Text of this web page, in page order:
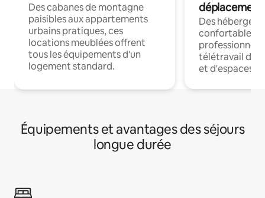
Des cabanes de montagne
paisibles aux appartements
urbains pratiques, ces
locations meublées offrent
tous les équipements d'un
logement standard.
déplacement
Des
confortables
professionnels
télétravail
et d'espaces
Équipements et avantages des séjours
longue durée